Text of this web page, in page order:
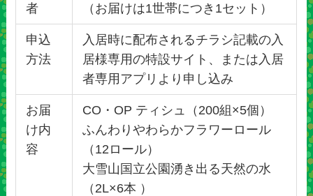
者
（お届けは1世帯につき1セット）
申込
方法
入居時に配布されるチラシ記載の入
居様専用の特設サイト、または入居
者専用アプリより申し込み
お届
け内
容
CO・OP ティシュ（200組×5個）
ふんわりやわらかフラワーロール
（12ロール）
大雪山国立公園湧き出る天然の水
（2L×6本 ）